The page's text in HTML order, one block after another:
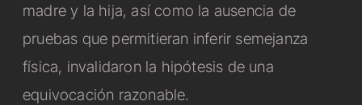
madre y la hija, así como la ausencia de
pruebas que permitieran inferir semejanza
física, invalidaron la hipótesis de una
equivocación razonable.